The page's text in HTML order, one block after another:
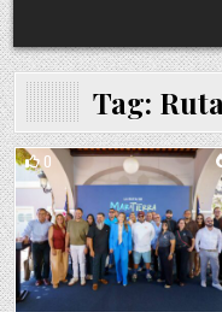
Tag:
0
Posted in